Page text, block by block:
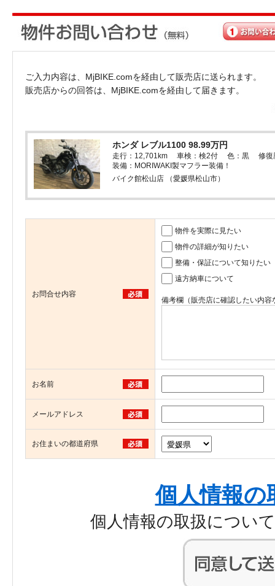
ご入力内容は、MjBIKE.comを経由して販売店に送られます。
販売店からの回答は、MjBIKE.comを経由して届きます。
ホンダ レブル1100 98.99万円
走行：12,701km 車検：検2付 色：黒 修復
装備：MORIWAKI製マフラー装備！
バイク館松山店 （愛媛県松山市）
お問合せ内容
物件を実際に見たい
物件の詳細が知りたい
整備・保証について知りたい
遠方納車について
備考欄（販売店に確認したい内
お名前
メールアドレス
お住まいの都道府県
個人情報の
個人情報の取扱につい